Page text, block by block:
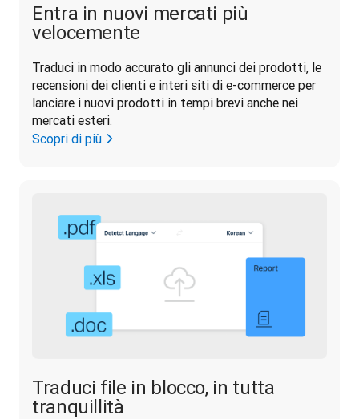
Entra in nuovi mercati più
velocemente
Traduci in modo accurato gli annunci dei prodotti, le
recensioni dei clienti e interi siti di e-commerce per
lanciare i nuovi prodotti in tempi brevi anche nei
mercati esteri.
Scopri di più
Traduci file in blocco, in tutta
tranquillità